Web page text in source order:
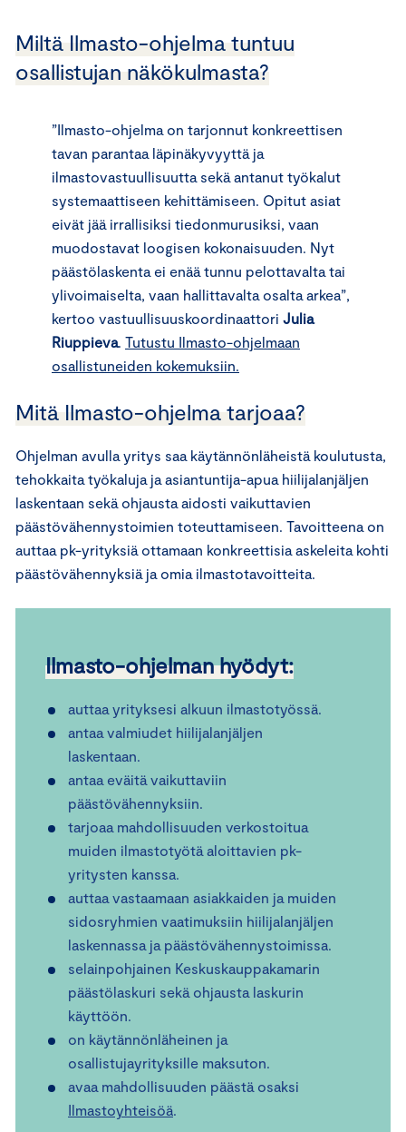
Miltä Ilmasto-ohjelma tuntuu
osallistujan näkökulmasta?
”Ilmasto-ohjelma on tarjonnut konkreettisen
tavan parantaa läpinäkyvyyttä ja
ilmastovastuullisuutta sekä antanut työkalut
systemaattiseen kehittämiseen. Opitut asiat
eivät jää irrallisiksi tiedonmurusiksi, vaan
muodostavat loogisen kokonaisuuden. Nyt
päästölaskenta ei enää tunnu pelottavalta tai
ylivoimaiselta, vaan hallittavalta osalta arkea”,
kertoo vastuullisuuskoordinaattori Julia
Riuppieva. Tutustu Ilmasto-ohjelmaan
osallistuneiden kokemuksiin.
Mitä Ilmasto-ohjelma tarjoaa?
Ohjelman avulla yritys saa käytännönläheistä koulutusta,
tehokkaita työkaluja ja asiantuntija-apua hiilijalanjäljen
laskentaan sekä ohjausta aidosti vaikuttavien
päästövähennystoimien toteuttamiseen. Tavoitteena on
auttaa pk-yrityksiä ottamaan konkreettisia askeleita kohti
päästövähennyksiä ja omia ilmastotavoitteita.
Ilmasto-ohjelman hyödyt:
auttaa yrityksesi alkuun ilmastotyössä.
antaa valmiudet hiilijalanjäljen
laskentaan.
antaa eväitä vaikuttaviin
päästövähennyksiin.
tarjoaa mahdollisuuden verkostoitua
muiden ilmastotyötä aloittavien pk-
yritysten kanssa.
auttaa vastaamaan asiakkaiden ja muiden
sidosryhmien vaatimuksiin hiilijalanjäljen
laskennassa ja päästövähennystoimissa.
selainpohjainen Keskuskauppakamarin
päästölaskuri sekä ohjausta laskurin
käyttöön.
on käytännönläheinen ja
osallistujayrityksille maksuton.
avaa mahdollisuuden päästä osaksi
Ilmastoyhteisöä.